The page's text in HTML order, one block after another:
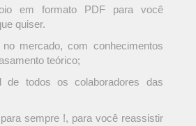
em formato PDF para você
quiser.
no mercado, com conhecimentos
teórico;
de todos os colaboradores das
sempre !, para você reassistir